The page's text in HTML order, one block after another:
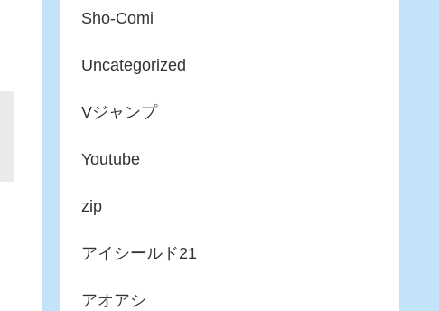
Sho-Comi
Uncategorized
Vジャンプ
Youtube
zip
アイシールド21
アオアシ